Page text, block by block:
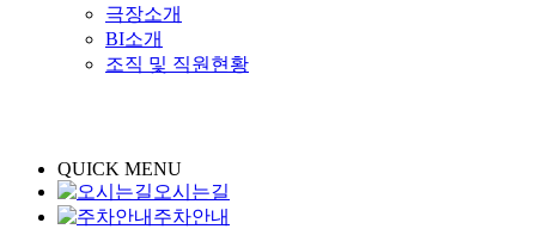
극장소개
BI소개
조직 및 직원현황
QUICK MENU
오시는길
주차안내